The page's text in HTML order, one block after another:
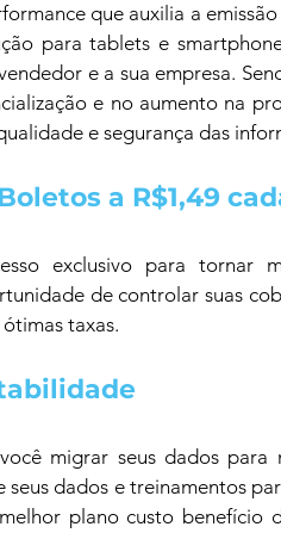
que auxilia a
para tablets e
e a sua empresa.
e no aumento na
e segurança das
a R$1,49
exclusivo para tornar
de controlar suas
taxas.
migrar seus dados para
dados e treinamentos
plano custo benefício